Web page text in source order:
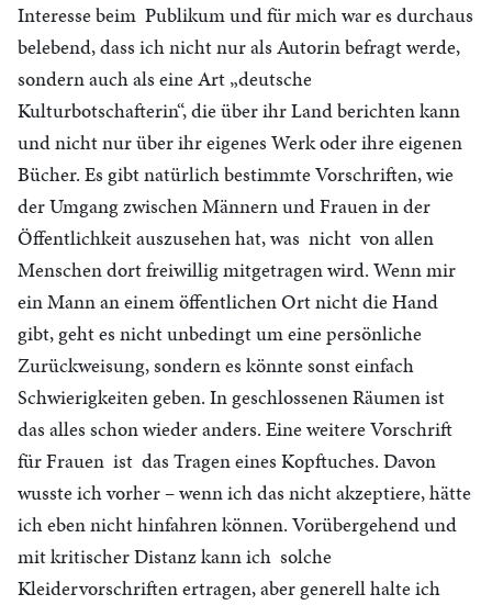
Interesse beim Publikum und für mich war es durchaus
belebend, dass ich nicht nur als Autorin befragt werde,
sondern auch als eine Art „deutsche
Kulturbotschafterin“, die über ihr Land berichten kann
und nicht nur über ihr eigenes Werk oder ihre eigenen
Bücher. Es gibt natürlich bestimmte Vorschriften, wie
der Umgang zwischen Männern und Frauen in der
Öffentlichkeit auszusehen hat, was nicht von allen
Menschen dort freiwillig mitgetragen wird. Wenn mir
ein Mann an einem öffentlichen Ort nicht die Hand
gibt, geht es nicht unbedingt um eine persönliche
Zurückweisung, sondern es könnte sonst einfach
Schwierigkeiten geben. In geschlossenen Räumen ist
das alles schon wieder anders. Eine weitere Vorschrift
für Frauen ist das Tragen eines Kopftuches. Davon
wusste ich vorher – wenn ich das nicht akzeptiere, hätte
ich eben nicht hinfahren können. Vorübergehend und
mit kritischer Distanz kann ich solche
Kleidervorschriften ertragen, aber generell halte ich